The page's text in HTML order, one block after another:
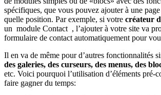
spécifiques, que vous pouvez ajouter à une
quelle position. Par exemple, si votre créateur
un module Contact , l’ajouter à votre site va
formulaire de contact automatiquement pour
Il en va de même pour d’autres fonctionnalités
des galeries, des curseurs, des menus, des
etc. Voici pourquoi l’utilisation d’éléments pré-
faire gagner du temps: